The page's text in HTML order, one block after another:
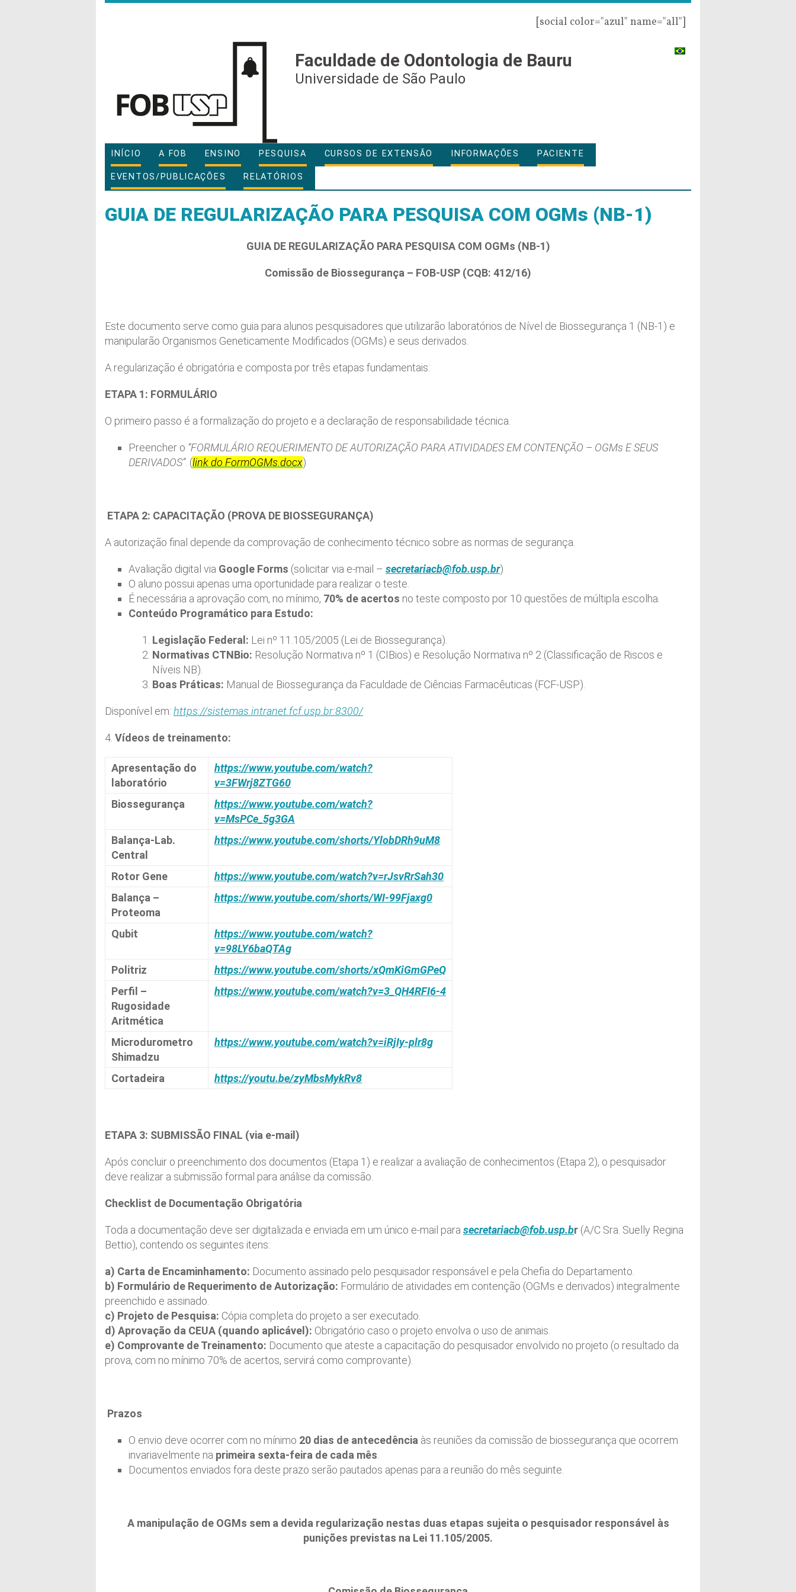
[social color="azul" name="all"]
Faculdade de Odontologia de Bauru
Universidade de São Paulo
INÍCIO A FOB ENSINO PESQUISA CURSOS DE EXTENSÃO INFORMAÇÕES PACIENTE
EVENTOS/PUBLICAÇÕES RELATÓRIOS
GUIA DE REGULARIZAÇÃO PARA PESQUISA COM OGMs (NB-1)
GUIA DE REGULARIZAÇÃO PARA PESQUISA COM OGMs (NB-1)
Comissão de Biossegurança – FOB-USP (CQB: 412/16)
Este documento serve como guia para alunos pesquisadores que utilizarão laboratórios de Nível de Biossegurança 1 (NB-1) e
manipularão Organismos Geneticamente Modificados (OGMs) e seus derivados.
A regularização é obrigatória e composta por três etapas fundamentais:
ETAPA 1: FORMULÁRIO
O primeiro passo é a formalização do projeto e a declaração de responsabilidade técnica.
Preencher o “FORMULÁRIO REQUERIMENTO DE AUTORIZAÇÃO PARA ATIVIDADES EM CONTENÇÃO – OGMs E SEUS
DERIVADOS”. (link do FormOGMs.docx)
ETAPA 2: CAPACITAÇÃO (PROVA DE BIOSSEGURANÇA)
A autorização final depende da comprovação de conhecimento técnico sobre as normas de segurança.
Avaliação digital via Google Forms (solicitar via e-mail – secretariacb@fob.usp.br)
O aluno possui apenas uma oportunidade para realizar o teste.
É necessária a aprovação com, no mínimo, 70% de acertos no teste composto por 10 questões de múltipla escolha.
Conteúdo Programático para Estudo:
Legislação Federal: Lei nº 11.105/2005 (Lei de Biossegurança).
Normativas CTNBio: Resolução Normativa nº 1 (CIBios) e Resolução Normativa nº 2 (Classificação de Riscos e
Níveis NB).
Boas Práticas: Manual de Biossegurança da Faculdade de Ciências Farmacêuticas (FCF-USP).
Disponível em: https://sistemas.intranet.fcf.usp.br:8300/
4. Vídeos de treinamento:
Apresentação do
laboratório
https://www.youtube.com/watch?
v=3FWrj8ZTG60
Biossegurança
https://www.youtube.com/watch?
v=MsPCe_5g3GA
Balança-Lab.
Central
https://www.youtube.com/shorts/YlobDRh9uM8
Rotor Gene
https://www.youtube.com/watch?v=rJsvRrSah30
Balança –
Proteoma
https://www.youtube.com/shorts/WI-99Fjaxg0
Qubit
https://www.youtube.com/watch?
v=98LY6baQTAg
Politriz
https://www.youtube.com/shorts/xQmKiGmGPeQ
Perfil –
Rugosidade
Aritmética
https://www.youtube.com/watch?v=3_QH4RFI6-4
Microdurometro
Shimadzu
https://www.youtube.com/watch?v=iRjIy-plr8g
Cortadeira https://youtu.be/zyMbsMykRv8
ETAPA 3: SUBMISSÃO FINAL (via e-mail)
Após concluir o preenchimento dos documentos (Etapa 1) e realizar a avaliação de conhecimentos (Etapa 2), o pesquisador
deve realizar a submissão formal para análise da comissão.
Checklist de Documentação Obrigatória
Toda a documentação deve ser digitalizada e enviada em um único e-mail para secretariacb@fob.usp.br (A/C Sra. Suelly Regina
Bettio), contendo os seguintes itens:
a) Carta de Encaminhamento: Documento assinado pelo pesquisador responsável e pela Chefia do Departamento.
b) Formulário de Requerimento de Autorização: Formulário de atividades em contenção (OGMs e derivados) integralmente
preenchido e assinado.
c) Projeto de Pesquisa: Cópia completa do projeto a ser executado.
d) Aprovação da CEUA (quando aplicável): Obrigatório caso o projeto envolva o uso de animais.
e) Comprovante de Treinamento: Documento que ateste a capacitação do pesquisador envolvido no projeto (o resultado da
prova, com no mínimo 70% de acertos, servirá como comprovante).
Prazos
O envio deve ocorrer com no mínimo 20 dias de antecedência às reuniões da comissão de biossegurança que ocorrem
invariavelmente na primeira sexta-feira de cada mês
Documentos enviados fora deste prazo serão pautados apenas para a reunião do mês seguinte.
A manipulação de OGMs sem a devida regularização nestas duas etapas sujeita o pesquisador responsável às
punições previstas na Lei 11.105/2005.